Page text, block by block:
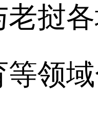
老挝
领